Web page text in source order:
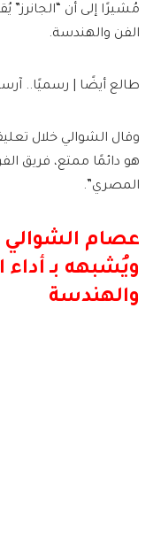
مُشيرًا إلى أن
الفن والهندسة.
طالع أيضًا | رسميًا..
وقال الشوالي خلال
هو دائمًا ممتع، فريق
المصري”.
عصام الشوالي
ويُشبهه بـ
والهندسة